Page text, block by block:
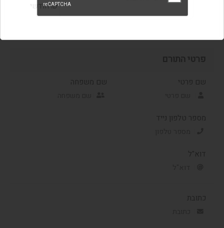
₪ חודשי
שם פרטי שם משפחה
מספר טלפון נייד
דוא"ל
כתובת